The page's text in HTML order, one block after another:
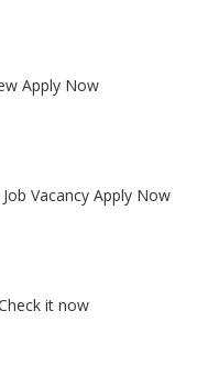
Apply Now
Vacancy Apply Now
it now